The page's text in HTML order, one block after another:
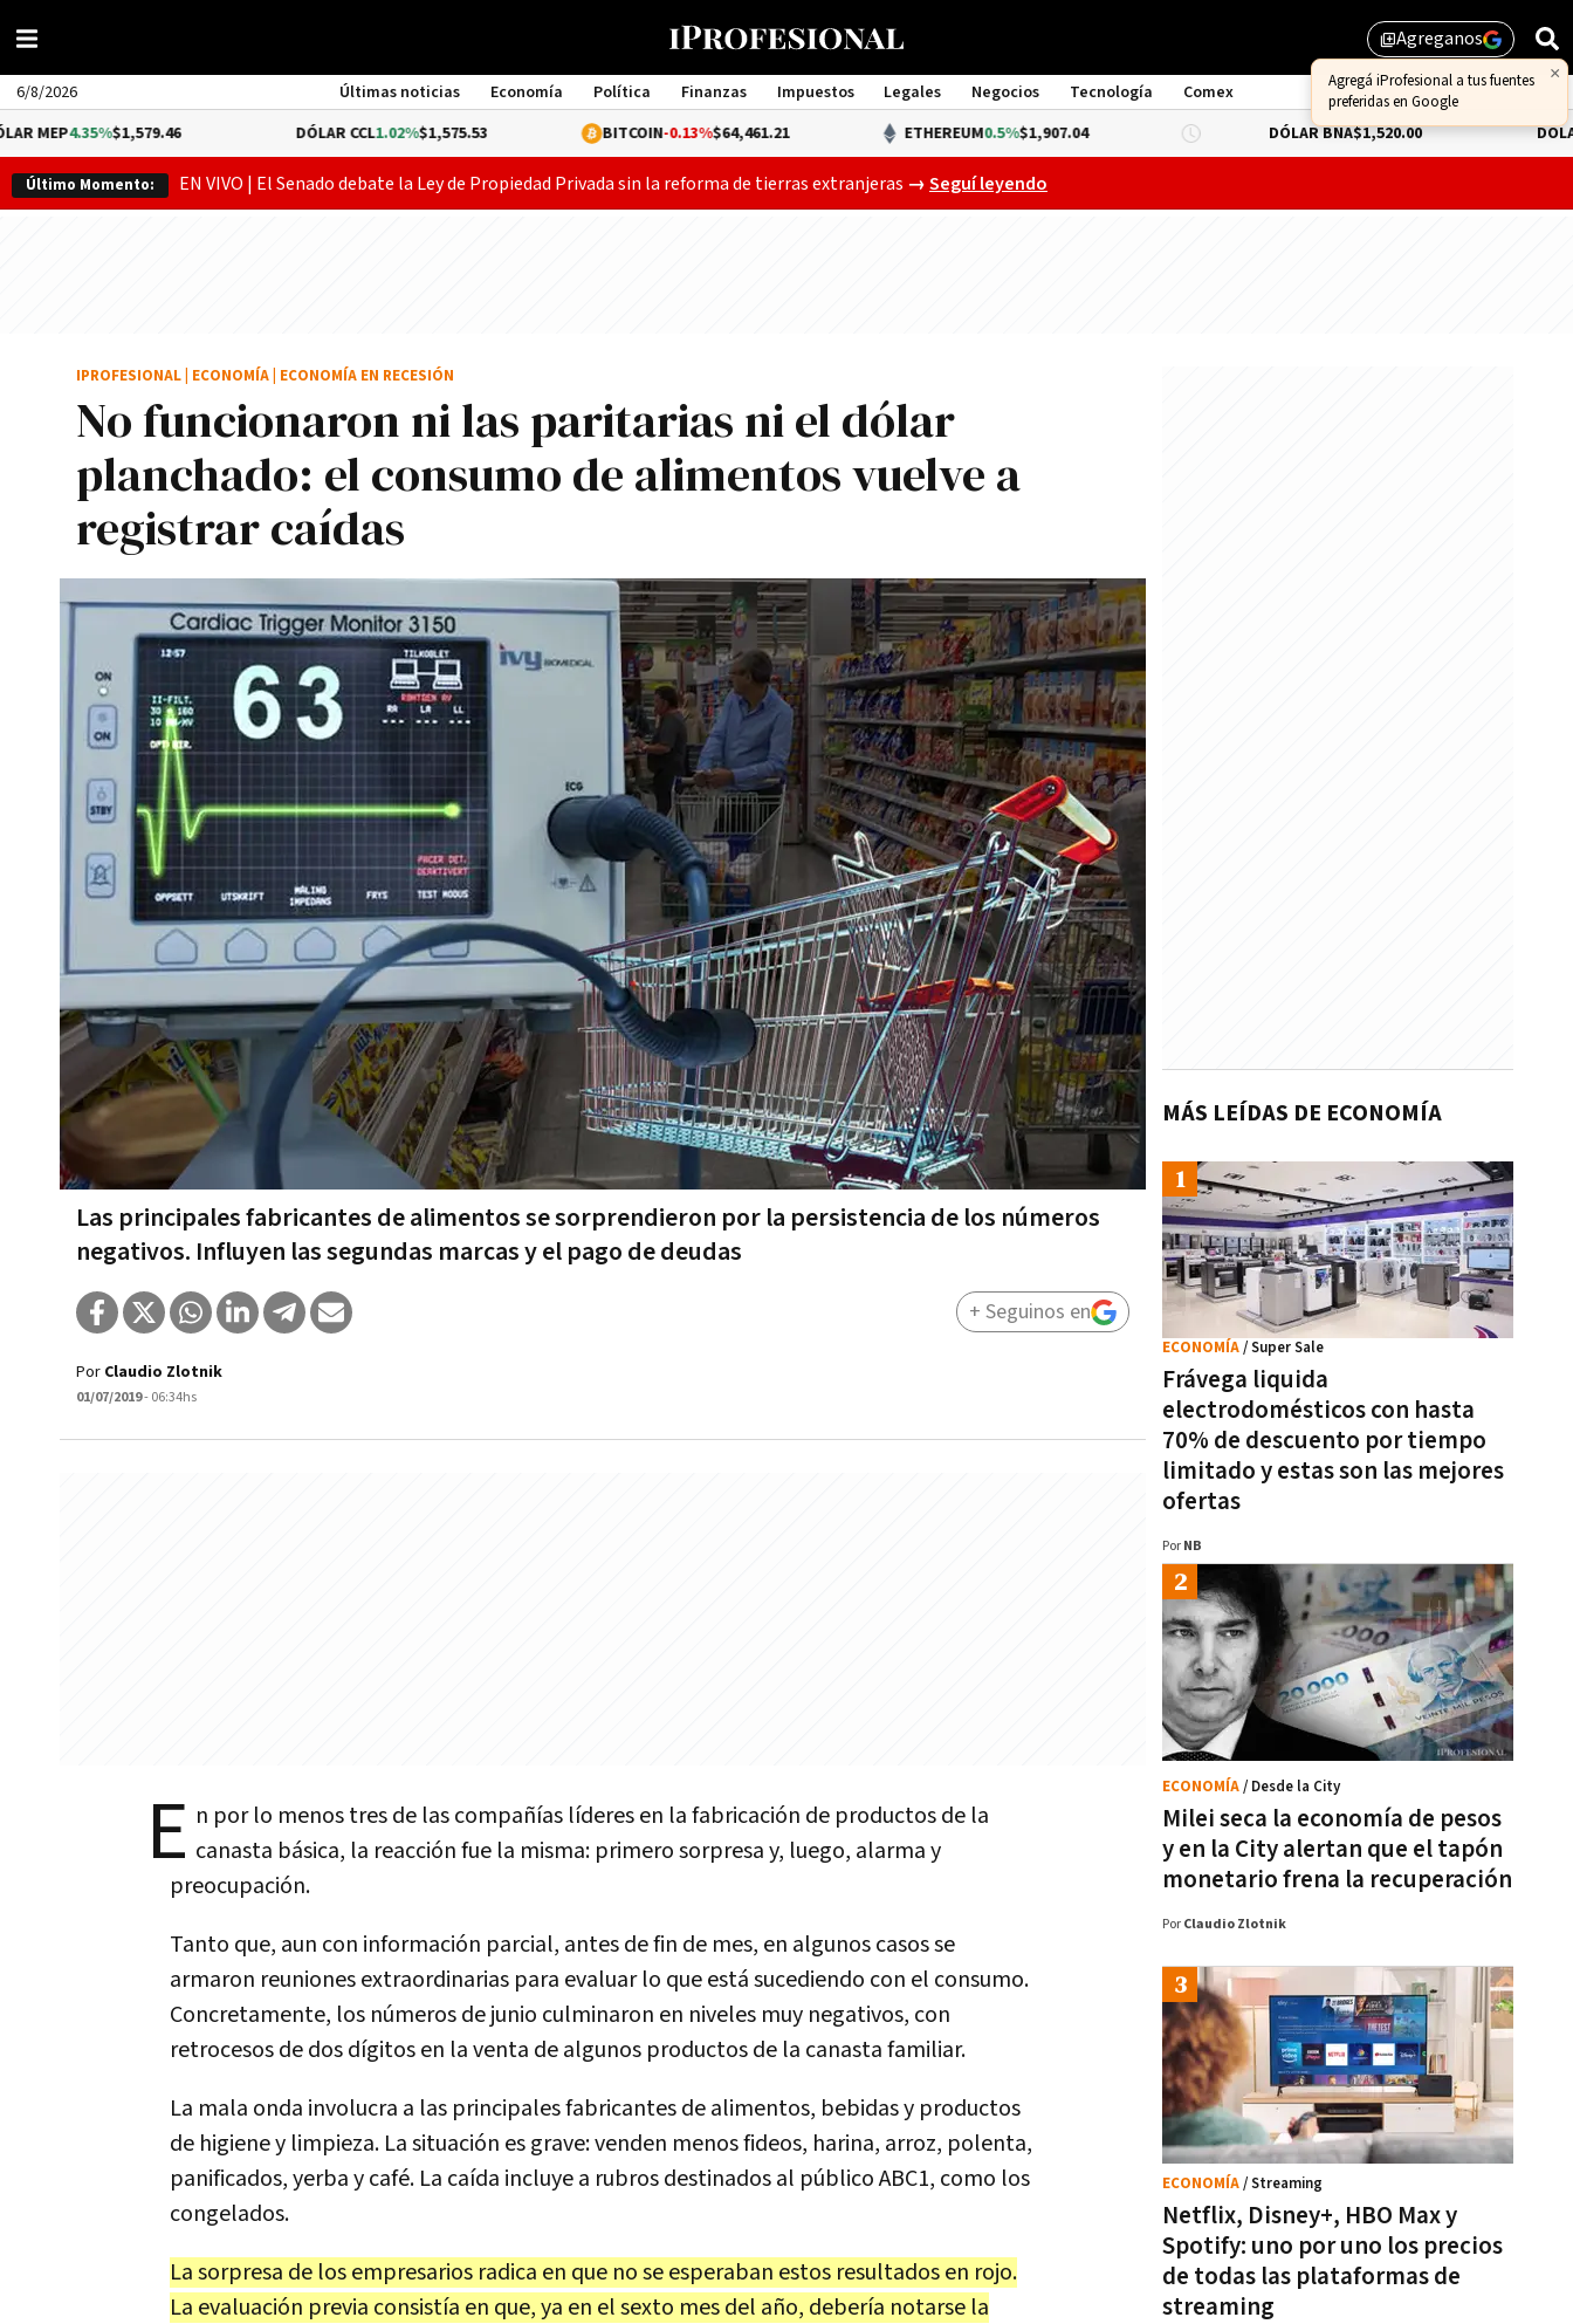
library_addAgreganos
×
Agregá iProfesional a tus fuentes
preferidas en Google
6/8/2026 Últimas noticias Economía Política Finanzas Impuestos Legales Negocios Tecnología
Comex
Management
$1,579.46 1.02%$1,575.53 -0.13%$64,461.21 ETHEREUM 0.5%$1,907.04 DÓLAR BNA $1,520.00 DÓLAR BLUE-
Último Momento: EN VIVO | El Senado debate la Ley de Propiedad Privada sin la reforma de tierras extranjeras Gobierno busca aprobar lo que queda de "propiedad privada" y evitar un
→Seguí leyendo
No funcionaron ni las paritarias ni el dólar
planchado: el consumo de alimentos vuelve a
registrar caídas
Las principales fabricantes de alimentos se sorprendieron por la persistencia de los números
negativos. Influyen las segundas marcas y el pago de deudas
IPROFESIONAL ECONOMÍA ECONOMÍA EN RECESIÓN
Por Claudio Zlotnik
01/07/2019- 06:34hs
+ Seguinos en
E n por lo menos tres de las compañías líderes en la fabricación de productos de la
canasta básica, la reacción fue la misma: primero sorpresa y, luego, alarma y
preocupación.
Tanto que, aun con información parcial, antes de fin de mes, en algunos casos se
armaron reuniones extraordinarias para evaluar lo que está sucediendo con el consumo.
Concretamente, los números de junio culminaron en niveles muy negativos, con
retrocesos de dos dígitos en la venta de algunos productos de la canasta familiar.
La mala onda involucra a las principales fabricantes de alimentos, bebidas y productos
de higiene y limpieza. La situación es grave: venden menos fideos, harina, arroz, polenta,
panificados, yerba y café. La caída incluye a rubros destinados al público ABC1, como los
congelados.
La sorpresa de los empresarios radica en que no se esperaban estos resultados en rojo.
La evaluación previa consistía en que, ya en el sexto mes del año, debería notarse la
MÁS LEÍDAS DE ECONOMÍA
Frávega liquida
electrodomésticos con hasta
70% de descuento por tiempo
limitado y estas son las mejores
ofertas
ECONOMÍA/ Super Sale
Por NB
Milei seca la economía de pesos
y en la City alertan que el tapón
monetario frena la recuperación
ECONOMÍA/ Desde la City
Por Claudio Zlotnik
Netflix, Disney+, HBO Max y
Spotify: uno por uno los precios
de todas las plataformas de
streaming
ECONOMÍA/ Streaming